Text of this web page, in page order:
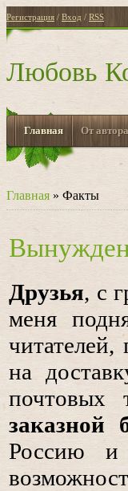
Регистрация / Вход / RSS
Любовь
Главная От автора
Главная » Факты
Друзья, с
меня
читателей,
на
почтовых
заказной
Россию и